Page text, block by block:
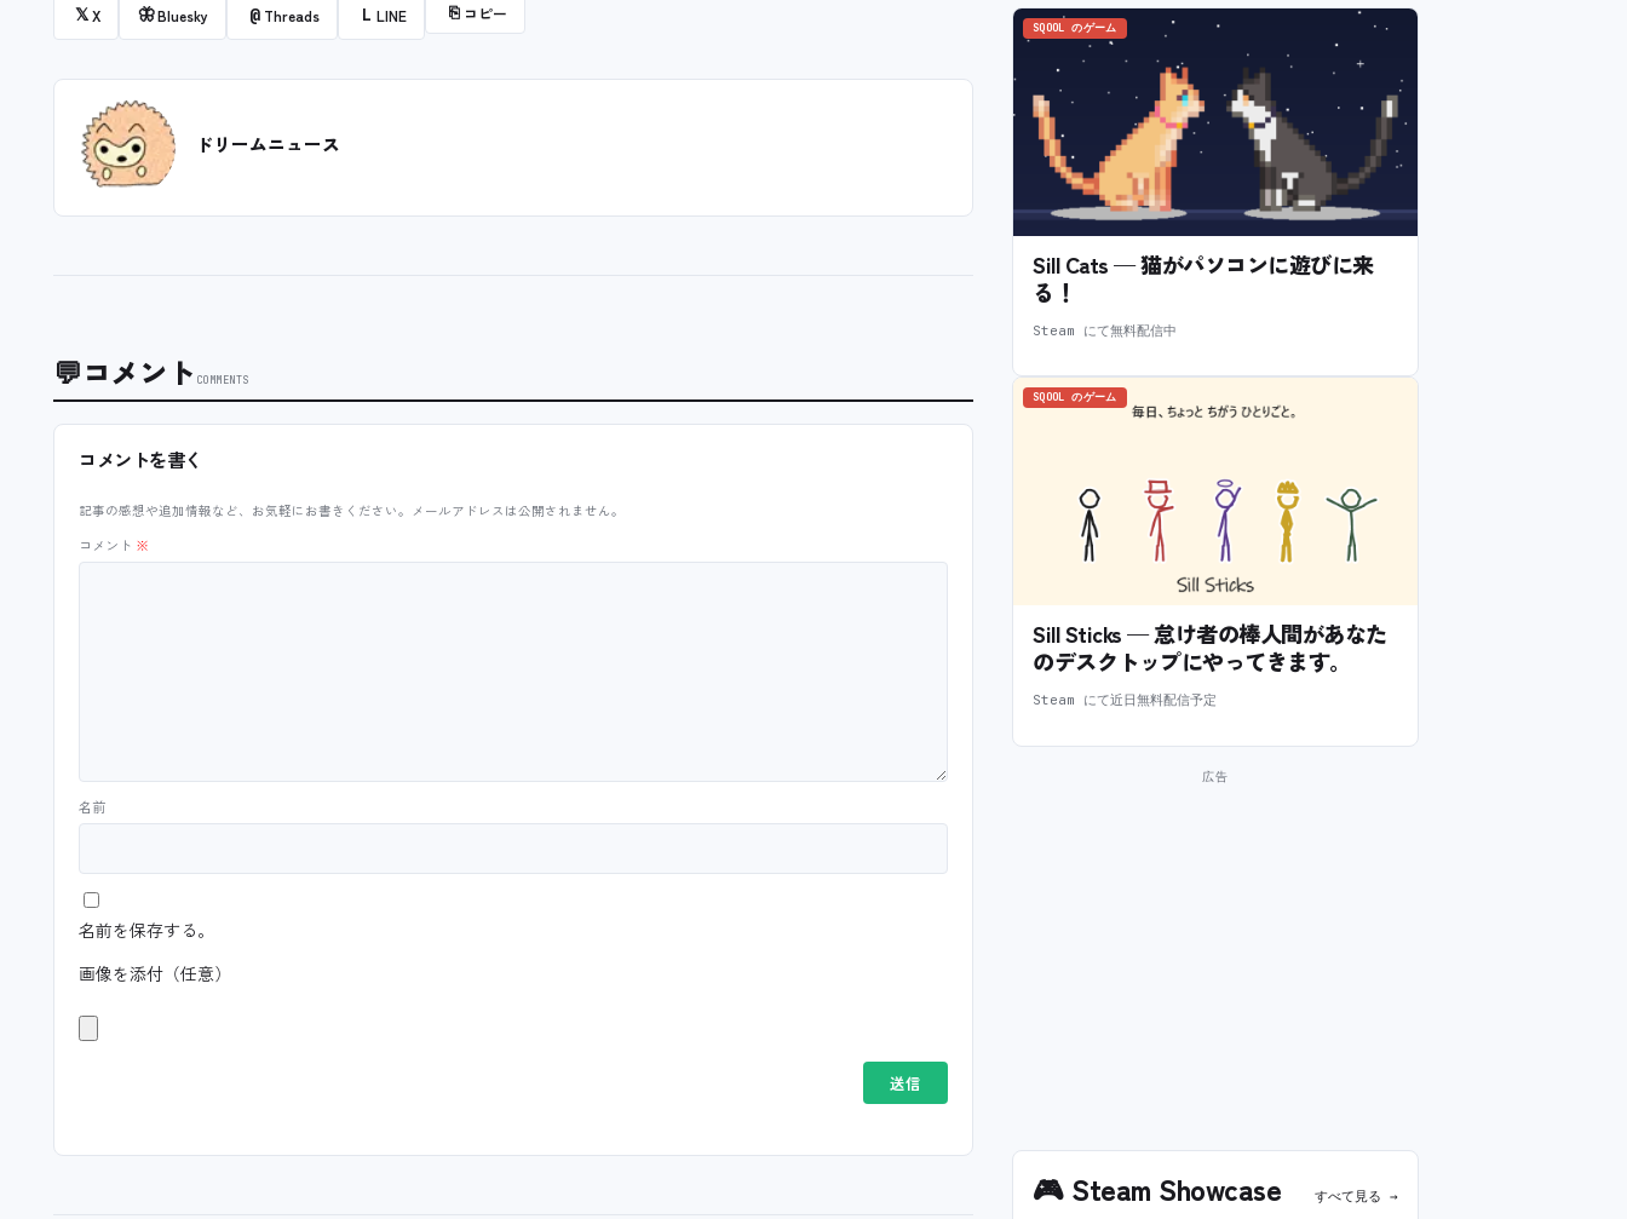
𝕏X 🦋Bluesky @ Threads L LINE ⎘ コピー
ドリームニュース
💬コメント COMMENTS
コメントを書く
記事の感想や追加情報など、お気軽にお書きください。メールアドレスは公開されません。
コメント ※
名前
名前を保存する。
画像を添付（任意）
SQOOL のゲーム
Sill Cats — 猫がパソコンに遊びに来
る！
Steam にて無料配信中
SQOOL のゲーム
Sill Sticks — 怠け者の棒人間があなた
のデスクトップにやってきます。
Steam にて近日無料配信予定
🎮Steam Showcase すべて見る →